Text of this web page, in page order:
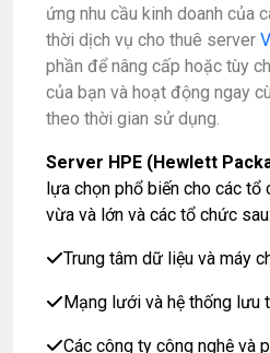
ứng nhu cầu kinh doanh của
thời dịch vụ cho thuê server
phần để nâng cấp hoặc tùy
của bạn và hoạt động ngay
theo thời gian sử dụng.
Server HPE (Hewlett
lựa chọn phổ biến cho các tổ
vừa và lớn và các tổ chức sau:
Trung tâm dữ liệu và máy
Mạng lưới và hệ thống lưu
Các công ty công nghệ và